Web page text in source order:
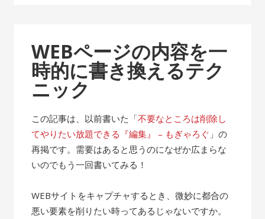
WEBページの内容を一
時的に書き換えるテク
ニック
この記事は、以前書いた「不要なところは削除し
てやりたい放題できる『編集』 – もぎゃろぐ 」の
再掲です。需要はあると思うのになぜか広まらな
いのでもう一回書いてみる！
WEBサイトをキャプチャするとき、微妙に都合の
悪い要素を削りたい時ってあるじゃないですか。